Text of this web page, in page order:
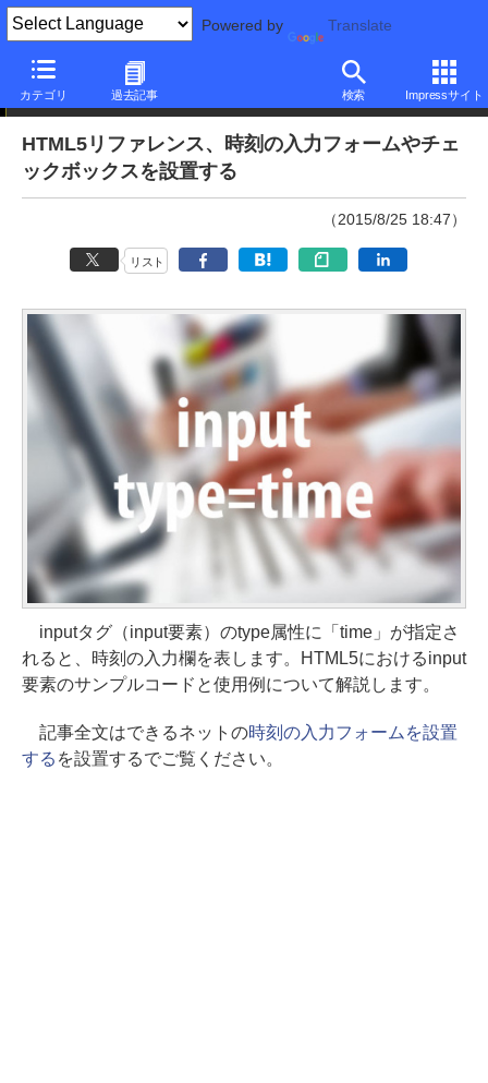
Powered by Translate
カテゴリ 過去記事 検索 Impressサイト
本日のできるネット
HTML5リファレンス、時刻の入力フォームやチェ
ックボックスを設置する
（2015/8/25 18:47）
リスト
inputタグ（input要素）のtype属性に「time」が指定さ
れると、時刻の入力欄を表します。HTML5におけるinput
要素のサンプルコードと使用例について解説します。
記事全文はできるネットの時刻の入力フォームを設置
する を設置するでご覧ください。